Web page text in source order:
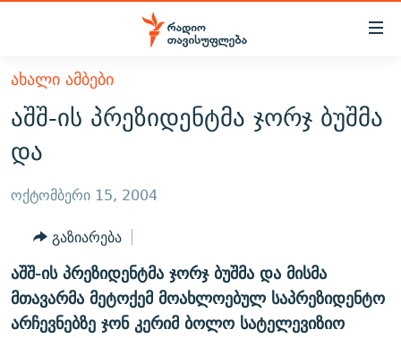
Accessibility
მთავარ
შინაარსზე
დაბრუნება
მთავარ
დაბრუნება
ძიებაზე
დაბრუნება
ᲐᲮᲐᲚᲘ ᲐᲛᲑᲔᲑᲘ
ᲗᲔᲛᲔᲑᲘ
ᲞᲝᲚᲘᲢᲘᲙᲐ
ᲔᲙᲝᲜᲝᲛᲘᲙᲐ
ᲡᲐᲖᲝᲒᲐᲓᲝᲔᲑᲐ
ᲡᲞᲝᲠᲢᲘ
ᲕᲘᲓᲔᲝ
ᲑᲚᲝᲒᲔᲑᲘ
ᲞᲝᲓᲙᲐᲡᲢᲔᲑᲘ
ᲜᲘᲙᲝᲡ ᲞᲝᲓᲙᲐᲡᲢᲘ
60 ᲓᲔᲪᲘᲑᲔᲚᲘ
ᲗᲐᲕᲘᲡᲣᲤᲚᲔᲑᲘᲡ ᲛᲝᲜᲘᲢᲝᲠᲘ
ᲤᲔᲜᲝᲕᲐᲜᲘ - 2.10
ᲗᲥᲕᲔᲜᲘ ᲞᲣᲑᲚᲘᲙᲐᲪᲘᲔᲑᲘ
ᲞᲠᲝᲔᲥᲢᲔᲑᲘ
ᲐᲮᲐᲚᲘ ᲐᲛᲑᲔᲑᲘ
აშშ-ის პრეზიდენტმა ჯორჯ ბუშმა
და
ოქტომბერი 15, 2004
გაზიარება
აშშ-ის პრეზიდენტმა ჯორჯ ბუშმა და მისმა
მთავარმა მეტოქემ მოახლოებულ საპრეზიდენტო
არჩევნებზე ჯონ კერიმ ბოლო სატელევიზიო